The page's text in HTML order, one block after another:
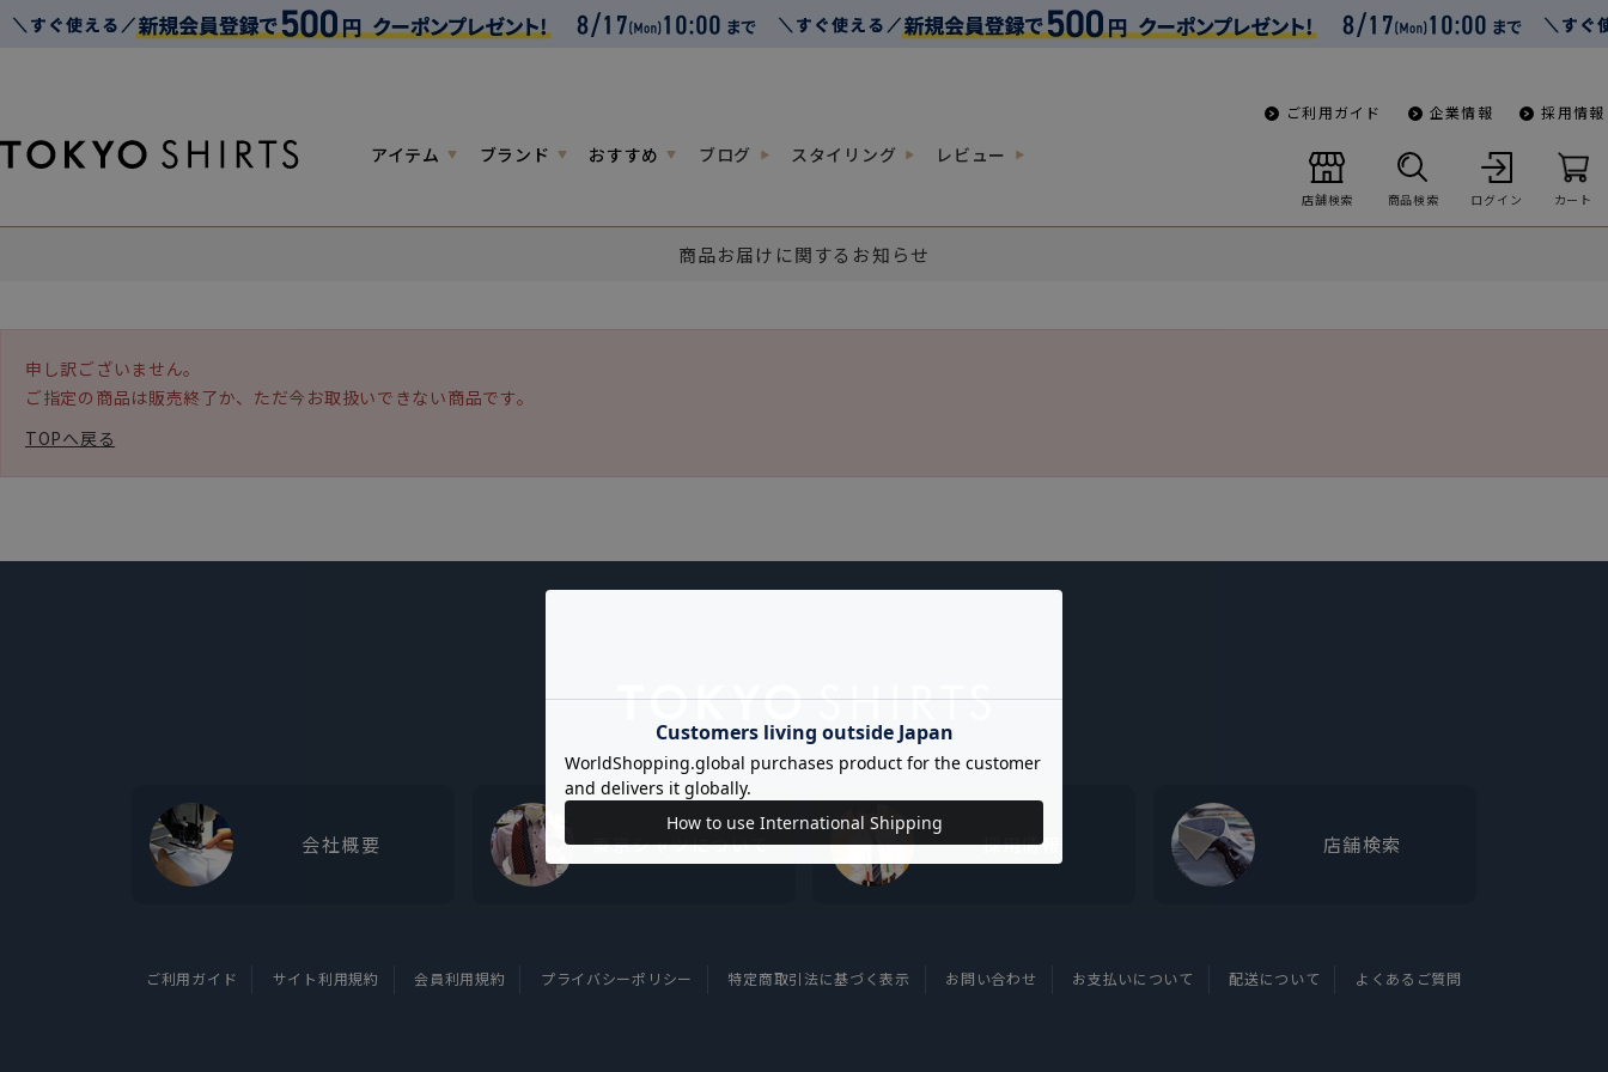
アイテム ブランド おすすめ ブログ スタイリング レビュー
ご利用ガイド 企業情報 採用情報
店舗検索 商品検索 ログイン カート
商品お届けに関するお知らせ
申し訳ございません。
ご指定の商品は販売終了か、ただ今お取扱いできない商品です。
TOPへ戻る
会社概要 東京シャツについて 採用情報 店舗検索
ご利用ガイド サイト利用規約 会員利用規約 プライバシーポリシー 特定商取引法に基づく表示 お問い合わせ お支払いについて 配送について よくあるご質問